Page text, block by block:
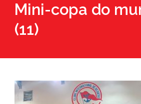
Mini-copa do
(11)